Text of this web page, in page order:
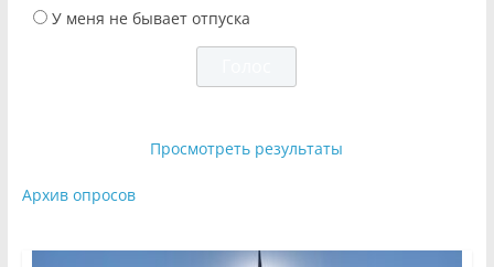
У меня не бывает отпуска
Просмотреть результаты
Архив опросов